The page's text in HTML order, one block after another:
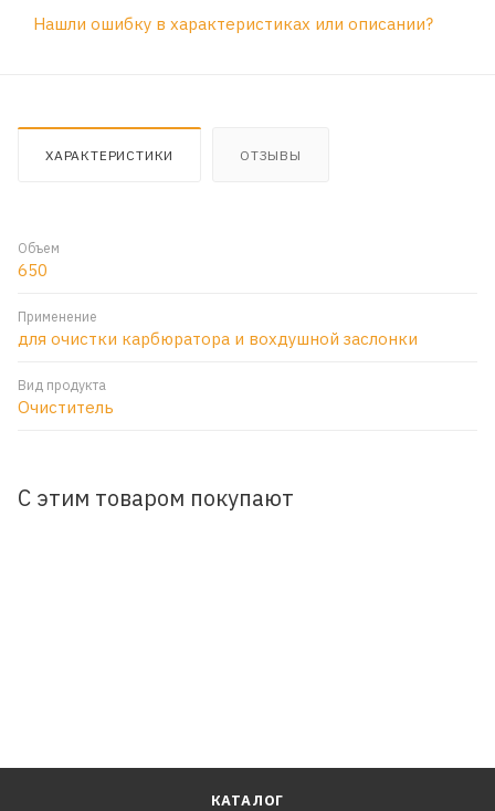
Нашли ошибку в характеристиках или описании?
ХАРАКТЕРИСТИКИ ОТЗЫВЫ
Объем
650
Применение
для очистки карбюратора и вохдушной заслонки
Вид продукта
Очиститель
С этим товаром покупают
КАТАЛОГ